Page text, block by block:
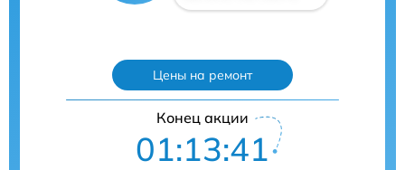
Цены на ремонт
Конец акции
01:13:39